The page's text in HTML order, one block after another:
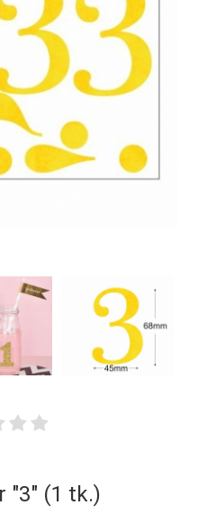
"3" (1 tk.)